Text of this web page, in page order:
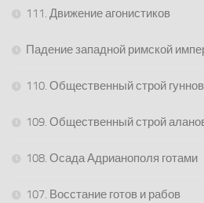
111. Движение агонистиков
Падение западной римской
110. Общественный строй гуннов
109. Общественный строй
108. Осада Адрианополя готами
107. Восстание готов и рабов